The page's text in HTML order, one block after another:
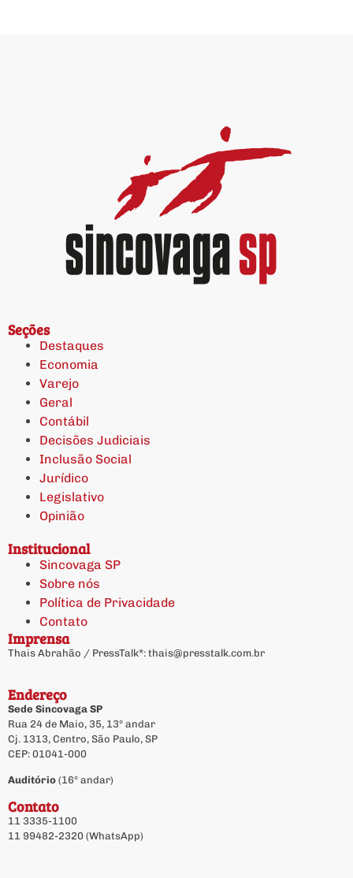
Seções
Destaques
Economia
Varejo
Geral
Contábil
Decisões Judiciais
Inclusão Social
Jurídico
Legislativo
Opinião
Institucional
Sincovaga SP
Sobre nós
Política de Privacidade
Contato
Imprensa
Thais Abrahão / PressTalk*: thais@presstalk.com.br
Endereço
Sede Sincovaga SP
Rua 24 de Maio, 35, 13º andar
Cj. 1313, Centro, São Paulo, SP
CEP: 01041-000
Auditório (16º andar)
Contato
11 3335-1100
11 99482-2320 (WhatsApp)